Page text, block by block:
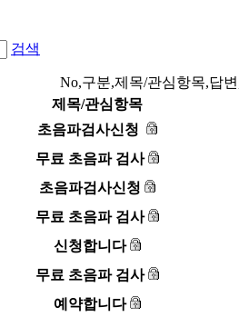
검색
No,구분,제목/관심항목,답
제목/관심항목
초음파검사신청
무료 초음파 검사
초음파검사신청
무료 초음파 검사
신청합니다
무료 초음파 검사
예약합니다